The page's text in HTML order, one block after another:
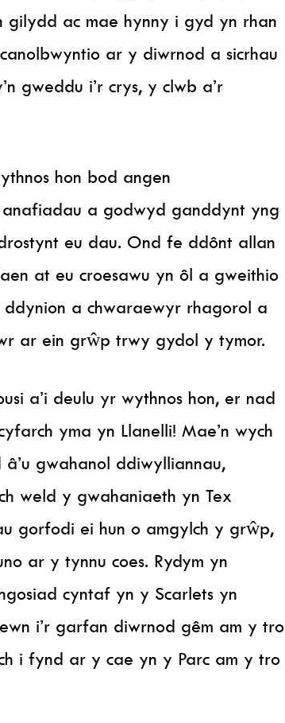
gilydd ac mae hynny i gyd yn rhan
ar y diwrnod a sicrhau
gweddu i’r crys, y clwb a’r
hon bod angen
a godwyd ganddynt yng
eu dau. Ond fe ddônt allan
at eu croesawu yn ôl a gweithio
a chwaraewyr rhagorol a
ar ein grŵp trwy gydol y tymor.
a’i deulu yr wythnos hon, er nad
yma yn Llanelli! Mae’n wych
gwahanol ddiwylliannau,
weld y gwahaniaeth yn Tex
gorfodi ei hun o amgylch y grŵp,
ar y tynnu coes. Rydym yn
cyntaf yn y Scarlets yn
i’r garfan diwrnod gêm am y tro
i fynd ar y cae yn y Parc am y tro